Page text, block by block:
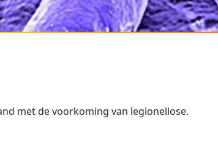
met de voorkoming van legionellose.